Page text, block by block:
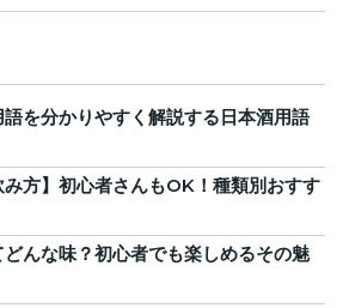
を分かりやすく解説する日本酒用語
み方】初心者さんもOK！種類別おすす
んな味？初心者でも楽しめるその魅